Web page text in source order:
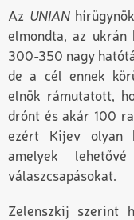
Az UNIAN
elmondta, az ukrán
300-350 nagy
de a cél ennek
elnök rámutatott,
drónt ésakár 100
ezért Kijev olyan
amelyek
válaszcsapásokat.
Zelenszkij szerint